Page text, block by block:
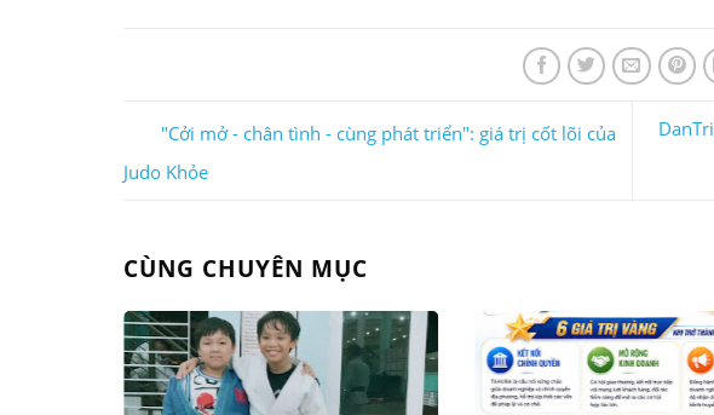
"Cởi mở - chân tình - cùng phát triển": giá trị cốt lõi của
Judo Khỏe
CÙNG CHUYÊN MỤC